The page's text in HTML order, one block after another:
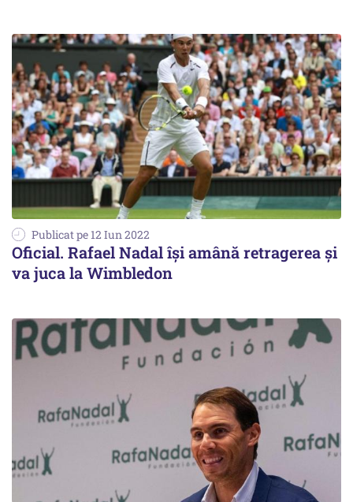
Publicat pe 12 Iun 2022
Oficial. Rafael Nadal își amână retragerea și
va juca la Wimbledon